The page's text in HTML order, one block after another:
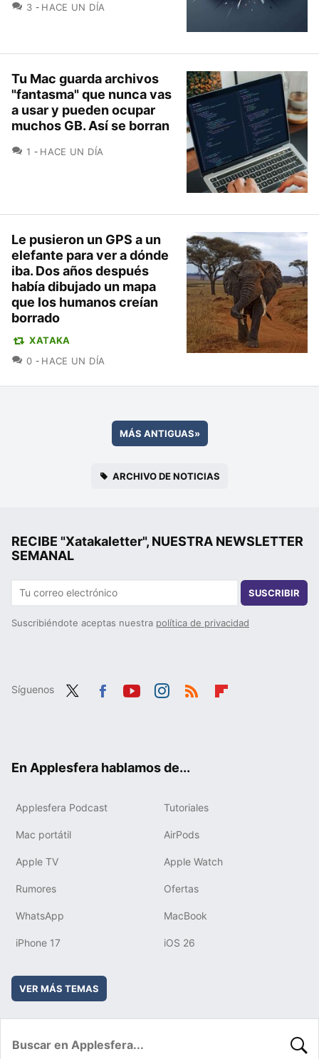
3 COMENTARIOS
HACE UN DÍA
Tu Mac guarda archivos
"fantasma" que nunca vas
a usar y pueden ocupar
muchos GB. Así se borran
1 COMENTARIOS
HACE UN DÍA
Le pusieron un GPS a un
elefante para ver a dónde
iba. Dos años después
había dibujado un mapa
que los humanos creían
borrado
XATAKA
0 COMENTARIOS
HACE UN DÍA
MÁS ANTIGUAS»
ARCHIVO DE NOTICIAS
RECIBE "Xatakaletter", NUESTRA NEWSLETTER
SEMANAL
SUSCRIBIR
Suscribiéndote aceptas nuestra política de privacidad
Síguenos
En Applesfera hablamos de...
Applesfera Podcast Tutoriales
Mac portátil AirPods
Apple TV Apple Watch
Rumores Ofertas
WhatsApp MacBook
iPhone 17 iOS 26
VER MÁS TEMAS